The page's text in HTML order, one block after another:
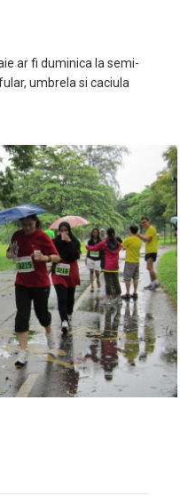
ar fi duminica la semi-
umbrela si caciula